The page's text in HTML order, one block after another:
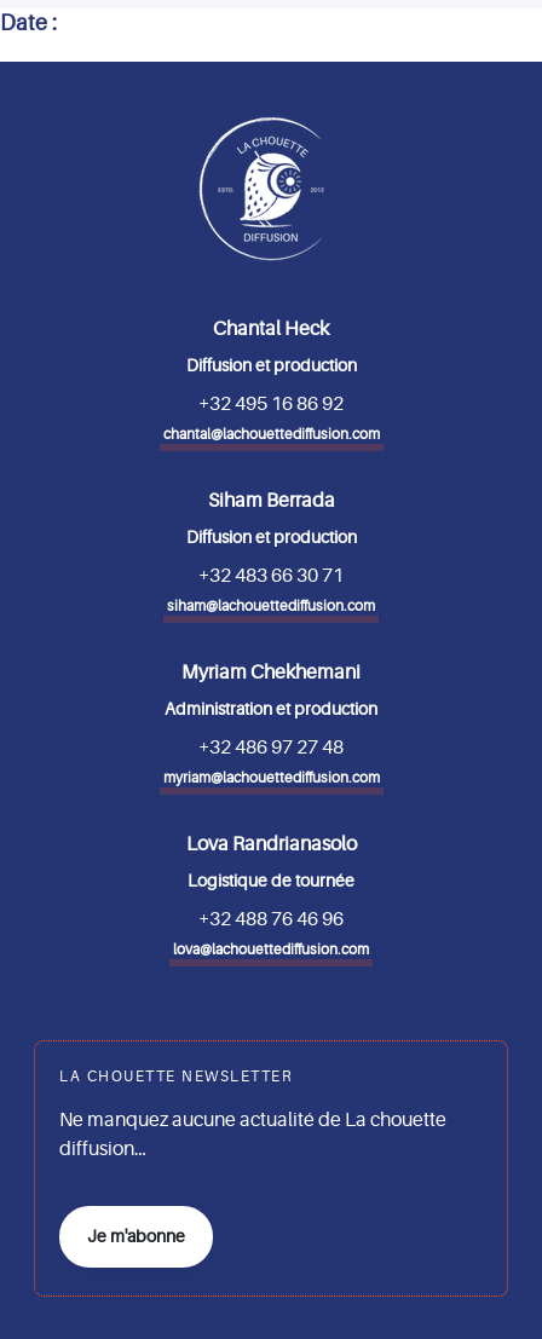
Date :
Chantal Heck
Diffusion et production
+32 495 16 86 92
chantal@lachouettediffusion.com
Siham Berrada
Diffusion et production
+32 483 66 30 71
siham@lachouettediffusion.com
Myriam Chekhemani
Administration et production
+32 486 97 27 48
myriam@lachouettediffusion.com
Lova Randrianasolo
Logistique de tournée
+32 488 76 46 96
lova@lachouettediffusion.com
LA CHOUETTE NEWSLETTER
Ne manquez aucune actualité de La chouette
diffusion…
Je m'abonne